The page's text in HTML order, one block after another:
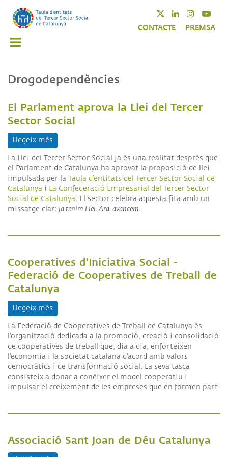
TwitterLinkedin
CONTACTE PREMSA
Drogodependències
El Parlament aprova la Llei del Tercer
Sector Social
Llegeix més
La Llei del Tercer Sector Social ja és una realitat després que
el Parlament de Catalunya ha aprovat la proposició de llei
impulsada per la Taula d’entitats del Tercer Sector Social de
Catalunya i La Confederació Empresarial del Tercer Sector
Social de Catalunya. El sector celebra aquesta fita amb un
missatge clar: Ja tenim Llei. Ara, avancem.
Cooperatives d'Iniciativa Social -
Federació de Cooperatives de Treball de
Catalunya
Llegeix més
La Federació de Cooperatives de Treball de Catalunya és
l'organització dedicada a la promoció, creació i consolidació
de cooperatives de treball que, dia a dia, enforteixen
l'economia i la societat catalana d'acord amb valors
democràtics i de transformació social. La seva tasca
consisteix a donar a conèixer el model cooperatiu i
impulsar el creixement de les empreses que en formen part.
Associació Sant Joan de Déu Catalunya